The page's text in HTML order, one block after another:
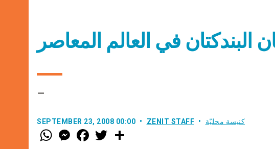
البندكتان في العالم المعاصر
–
SEPTEMBER 23, 2008 00:00 ZENIT STAFF كنيسة محليّة
W
h
M
e
F
a w